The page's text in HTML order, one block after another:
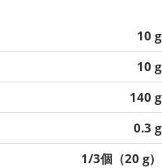
10 g
10 g
140 g
0.3 g
1/3個（20 g）